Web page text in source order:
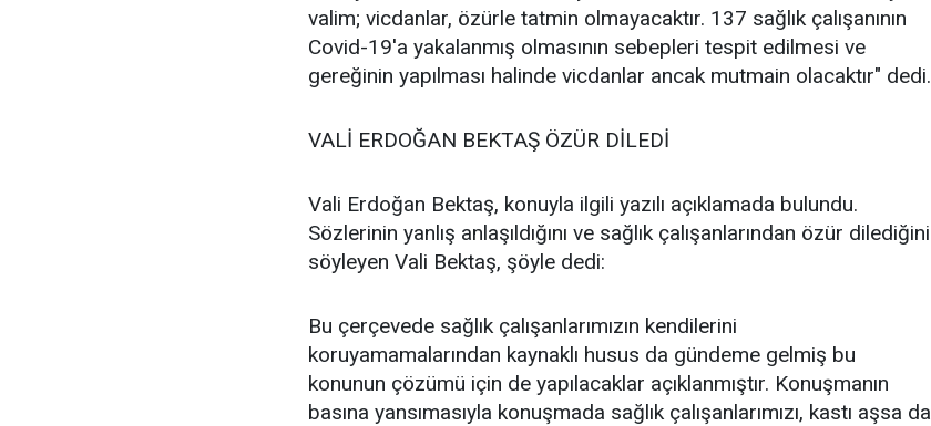
valim; vicdanlar, özürle tatmin olmayacaktır. 137 sağlık çalışanının
Covid-19'a yakalanmış olmasının sebepleri tespit edilmesi ve
gereğinin yapılması halinde vicdanlar ancak mutmain olacaktır" dedi.
VALİ ERDOĞAN BEKTAŞ ÖZÜR DİLEDİ
Vali Erdoğan Bektaş, konuyla ilgili yazılı açıklamada bulundu.
Sözlerinin yanlış anlaşıldığını ve sağlık çalışanlarından özür dilediğini
söyleyen Vali Bektaş, şöyle dedi:
Bu çerçevede sağlık çalışanlarımızın kendilerini
koruyamamalarından kaynaklı husus da gündeme gelmiş bu
konunun çözümü için de yapılacaklar açıklanmıştır. Konuşmanın
basına yansımasıyla konuşmada sağlık çalışanlarımızı, kastı aşsa da